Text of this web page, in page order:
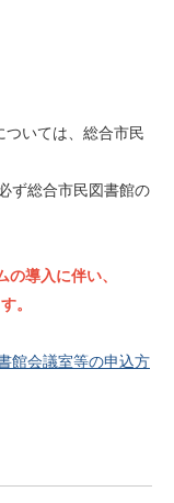
いては、総合市民
ず総合市民図書館の
導入に伴い、
。
館会議室等の申込方